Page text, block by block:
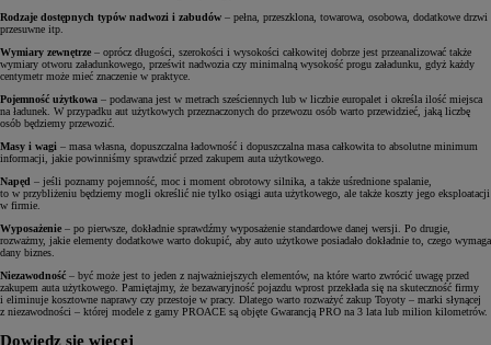
Rodzaje dostępnych typów nadwozi i zabudów – pełna, przeszklona, towarowa, osobowa, dodatkowe drzwi
przesuwne itp.
Wymiary zewnętrze – oprócz długości, szerokości i wysokości całkowitej dobrze jest przeanalizować także
wymiary otworu załadunkowego, prześwit nadwozia czy minimalną wysokość progu załadunku, gdyż każdy
centymetr może mieć znaczenie w praktyce.
Pojemność użytkowa – podawana jest w metrach sześciennych lub w liczbie europalet i określa ilość miejsca
na ładunek. W przypadku aut użytkowych przeznaczonych do przewozu osób warto przewidzieć, jaką liczbę
osób będziemy przewozić.
Masy i wagi – masa własna, dopuszczalna ładowność i dopuszczalna masa całkowita to absolutne minimum
informacji, jakie powinniśmy sprawdzić przed zakupem auta użytkowego.
Napęd – jeśli poznamy pojemność, moc i moment obrotowy silnika, a także uśrednione spalanie,
to w przybliżeniu będziemy mogli określić nie tylko osiągi auta użytkowego, ale także koszty jego eksploatacji
w firmie.
Wyposażenie – po pierwsze, dokładnie sprawdźmy wyposażenie standardowe danej wersji. Po drugie,
rozważmy, jakie elementy dodatkowe warto dokupić, aby auto użytkowe posiadało dokładnie to, czego wymaga
dany biznes.
Niezawodność – być może jest to jeden z najważniejszych elementów, na które warto zwrócić uwagę przed
zakupem auta użytkowego. Pamiętajmy, że bezawaryjność pojazdu wprost przekłada się na skuteczność firmy
i eliminuje kosztowne naprawy czy przestoje w pracy. Dlatego warto rozważyć zakup Toyoty – marki słynącej
z niezawodności – której modele z gamy PROACE są objęte Gwarancją PRO na 3 lata lub milion kilometrów.
Dowiedz się więcej